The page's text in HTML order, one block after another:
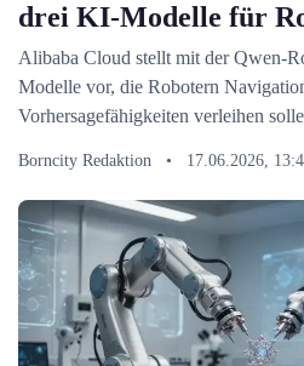
drei KI-Modelle für
Alibaba Cloud stellt mit der Qwen-
Modelle vor, die Robotern
Vorhersagefähigkeiten verleihen
Borncity Redaktion • 17.06.2026,